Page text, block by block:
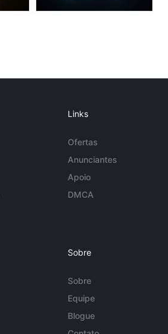
Links
Ofertas
Anunciantes
Apoio
DMCA
Sobre
Sobre
Equipe
Blogue